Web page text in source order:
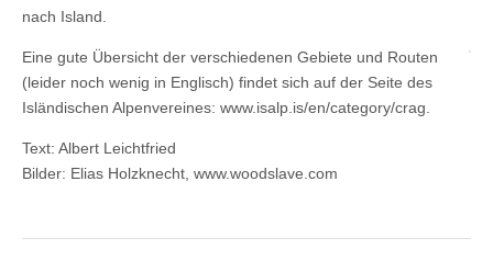
nach Island.
Eine gute Übersicht der verschiedenen Gebiete und Routen
(leider noch wenig in Englisch) findet sich auf der Seite des
Isländischen Alpenvereines: www.isalp.is/en/category/crag.
Text: Albert Leichtfried
Bilder: Elias Holzknecht, www.woodslave.com